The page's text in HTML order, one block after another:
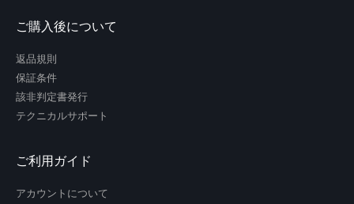
ご購入後について
返品規則
保証条件
該非判定書発行
テクニカルサポート
ご利用ガイド
アカウントについて